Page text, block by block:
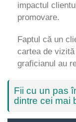
impactul
promovare.
Faptul că un
cartea de
graficianul au
Fii cu un pas
dintre cei mai